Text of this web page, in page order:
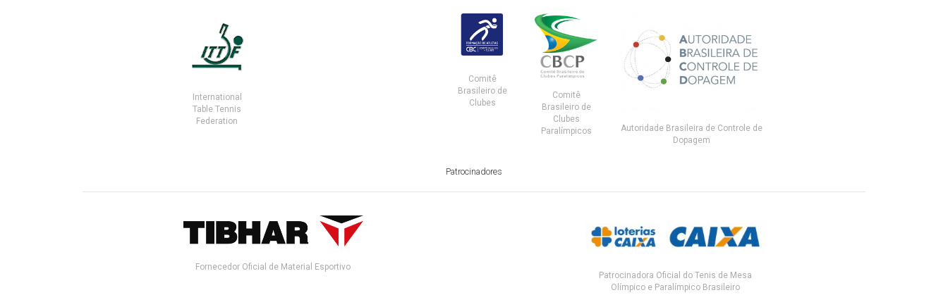
International
Table Tennis
Federation
Comitê
Brasileiro de
Clubes
Comitê
Brasileiro de
Clubes
Paralímpicos
Autoridade Brasileira de Controle de
Dopagem
Patrocinadores
Fornecedor Oficial de Material Esportivo
Patrocinadora Oficial do Tenis de Mesa
Olímpico e Paralímpico Brasileiro